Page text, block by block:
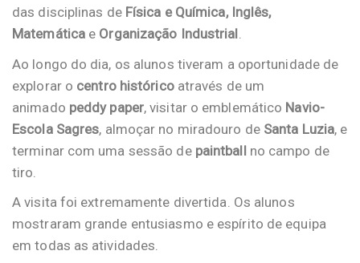
das disciplinas de Física e Química, Inglês,
Matemática e Organização Industrial.
Ao longo do dia, os alunos tiveram a oportunidade de
explorar o centro históricoatravés de um
animado peddy paper, visitar o emblemático Navio-
Escola Sagres, almoçar no miradouro de Santa Luzia, e
terminar com uma sessão de paintballno campo de
tiro.
A visita foi extremamente divertida. Os alunos
mostraram grande entusiasmo e espírito de equipa
em todas as atividades.